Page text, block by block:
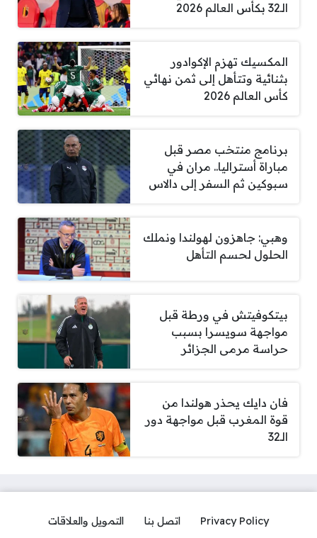
الـ32 بكأس العالم 2026
المكسيك تهزم الإكوادور
بثنائية وتتأهل إلى ثمن نهائي
كأس العالم 2026
برنامج منتخب مصر قبل
مباراة أستراليا.. مران في
سبوكين ثم السفر إلى دالاس
وهبي: جاهزون لهولندا ونملك
الحلول لحسم التأهل
بيتكوفيتش في ورطة قبل
مواجهة سويسرا بسبب
حراسة مرمى الجزائر
فان دايك يحذر هولندا من
قوة المغرب قبل مواجهة دور
الـ32
Privacy Policy اتصل بنا التمويل والعلاقات